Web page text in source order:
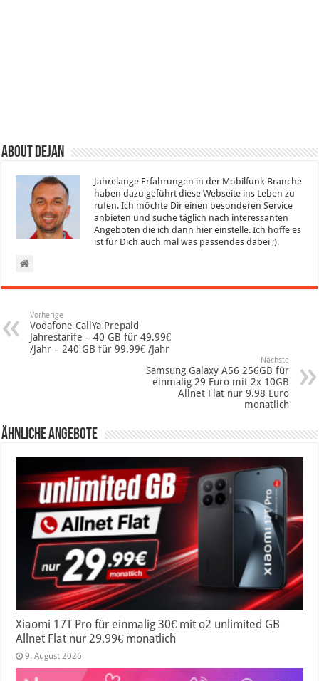
About Dejan
Jahrelange Erfahrungen in der Mobilfunk-Branche
haben dazu geführt diese Webseite ins Leben zu
rufen. Ich möchte Dir einen besonderen Service
anbieten und suche täglich nach interessanten
Angeboten die ich dann hier einstelle. Ich hoffe es
ist für Dich auch mal was passendes dabei ;).
Vorherige
Vodafone CallYa Prepaid
Jahrestarife – 40 GB für 49.99€
/Jahr – 240 GB für 99.99€ /Jahr
Nächste
Samsung Galaxy A56 256GB für
einmalig 29 Euro mit 2x 10GB
Allnet Flat nur 9.98 Euro
monatlich
Ähnliche Angebote
Xiaomi 17T Pro für einmalig 30€ mit o2 unlimited GB
Allnet Flat nur 29.99€ monatlich
9. August 2026